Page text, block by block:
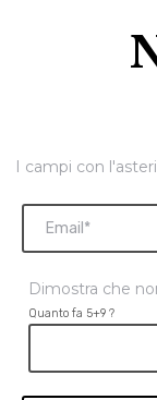
I campi con
Dimostra che
Quanto fa 5+9 ?